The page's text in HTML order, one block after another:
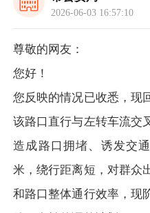
2026-06-03 16:57:10
尊敬的网友：
您好！
您反映的情况已收悉，现
该路口直行与左转车流交
造成路口拥堵、诱发交
米，绕行距离短，对群众
和路口整体通行效率，现